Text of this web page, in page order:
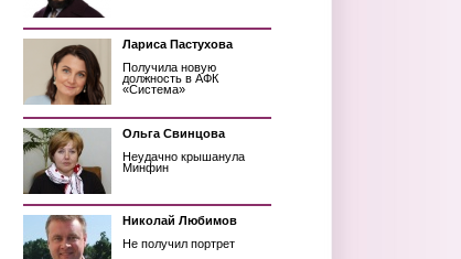
Лариса Пастухова
Получила новую
должность в АФК
«Система»
Ольга Свинцова
Неудачно крышанула
Минфин
Николай Любимов
Не получил портрет